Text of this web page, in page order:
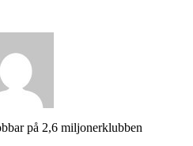
på 2,6 miljonerklubben